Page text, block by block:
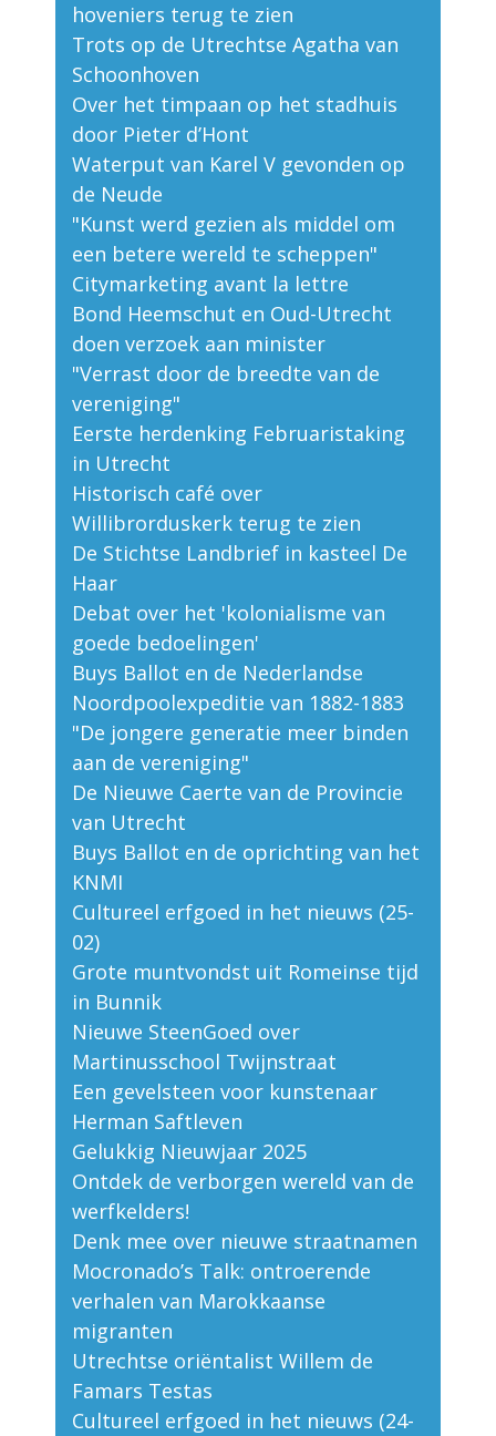
hoveniers terug te zien
Trots op de Utrechtse Agatha van
Schoonhoven
Over het timpaan op het stadhuis
door Pieter d’Hont
Waterput van Karel V gevonden op
de Neude
"Kunst werd gezien als middel om
een betere wereld te scheppen"
Citymarketing avant la lettre
Bond Heemschut en Oud-Utrecht
doen verzoek aan minister
"Verrast door de breedte van de
vereniging"
Eerste herdenking Februaristaking
in Utrecht
Historisch café over
Willibrorduskerk terug te zien
De Stichtse Landbrief in kasteel De
Haar
Debat over het 'kolonialisme van
goede bedoelingen'
Buys Ballot en de Nederlandse
Noordpoolexpeditie van 1882-1883
"De jongere generatie meer binden
aan de vereniging"
De Nieuwe Caerte van de Provincie
van Utrecht
Buys Ballot en de oprichting van het
KNMI
Cultureel erfgoed in het nieuws (25-
02)
Grote muntvondst uit Romeinse tijd
in Bunnik
Nieuwe SteenGoed over
Martinusschool Twijnstraat
Een gevelsteen voor kunstenaar
Herman Saftleven
Gelukkig Nieuwjaar 2025
Ontdek de verborgen wereld van de
werfkelders!
Denk mee over nieuwe straatnamen
Mocronado’s Talk: ontroerende
verhalen van Marokkaanse
migranten
Utrechtse oriëntalist Willem de
Famars Testas
Cultureel erfgoed in het nieuws (24-